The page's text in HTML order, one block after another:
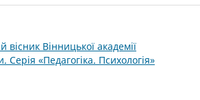
Вінницької академії
Серія «Педагогіка. Психологія»